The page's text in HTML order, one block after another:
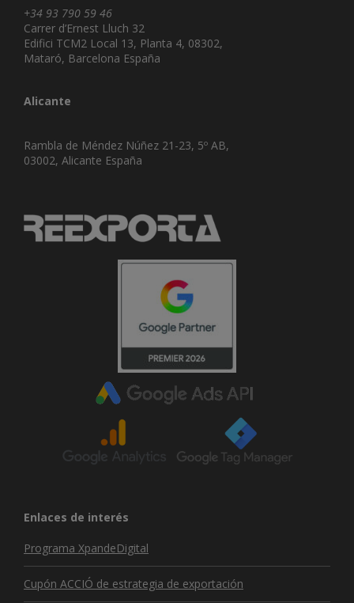
+34 93 790 59 46
Carrer d’Ernest Lluch 32
Edifici TCM2 Local 13, Planta 4, 08302,
Mataró, Barcelona España
Alicante
Rambla de Méndez Núñez 21-23, 5º AB,
03002, Alicante España
Enlaces de interés
Programa XpandeDigital
Cupón ACCIÓ de estrategia de exportación